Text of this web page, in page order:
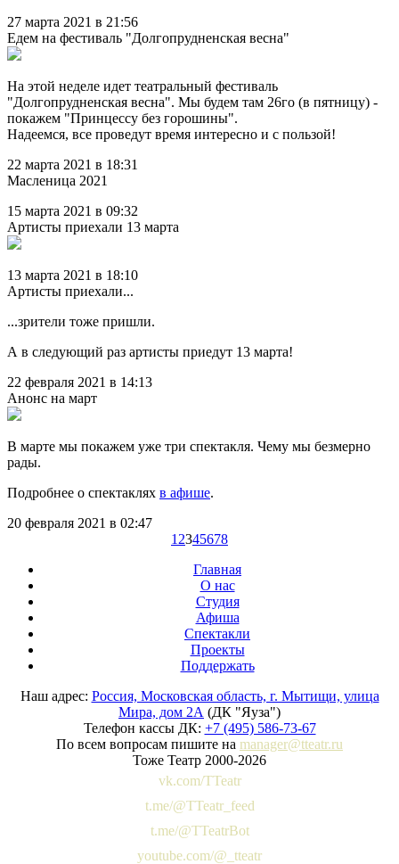
27 марта 2021 в 21:56
Едем на фестиваль "Долгопрудненская весна"
На этой неделе идет театральный фестиваль
"Долгопрудненская весна". Мы будем там 26го (в пятницу) -
покажем "Принцессу без горошины".
Надеемся, все проведут время интересно и с пользой!
22 марта 2021 в 18:31
Масленица 2021
15 марта 2021 в 09:32
Артисты приехали 13 марта
13 марта 2021 в 18:10
Артисты приехали...
...зрители тоже пришли.
А в следующий раз артисты приедут 13 марта!
22 февраля 2021 в 14:13
Анонс на март
В марте мы покажем уже три спектакля. Чему мы безмерно
рады.
Подробнее о спектаклях в афише.
20 февраля 2021 в 02:47
1 2345678
Главная
О нас
Студия
Афиша
Спектакли
Проекты
Поддержать
Наш адрес: Россия, Московская область, г. Мытищи, улица
Мира, дом 2А (ДК "Яуза")
Телефон кассы ДК: +7 (495) 586-73-67
По всем вопросам пишите на manager@tteatr.ru
Тоже Театр 2000-2026
vk.com/TTeatr
t.me/@TTeatr_feed
t.me/@TTeatrBot
youtube.com/@_tteatr